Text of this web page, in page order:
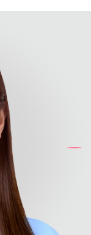
ビスガイド
ース